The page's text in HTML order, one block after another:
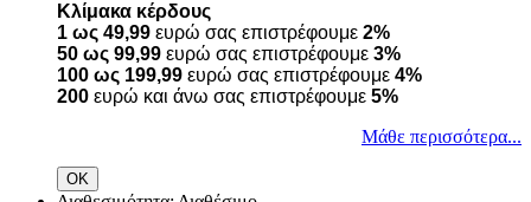
Κλίμακα κέρδους
1 ως 49,99 ευρώ σας επιστρέφουμε 2%
50 ως 99,99 ευρώ σας επιστρέφουμε 3%
100 ως 199,99 ευρώ σας επιστρέφουμε 4%
200 ευρώ και άνω σας επιστρέφουμε 5%
Μάθε περισσότερα...
ΟΚ